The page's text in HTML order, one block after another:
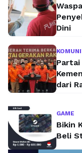
Dini
Partai
dari
GAME
Bikin
Beli